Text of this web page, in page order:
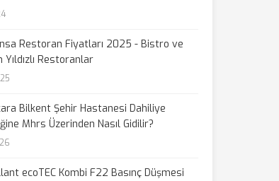
Restoran Fiyatları 2025 - Bistro ve
Yıldızlı Restoranlar
Bilkent Şehir Hastanesi Dahiliye
Mhrs Üzerinden Nasıl Gidilir?
ecoTEC Kombi F22 Basınç Düşmesi